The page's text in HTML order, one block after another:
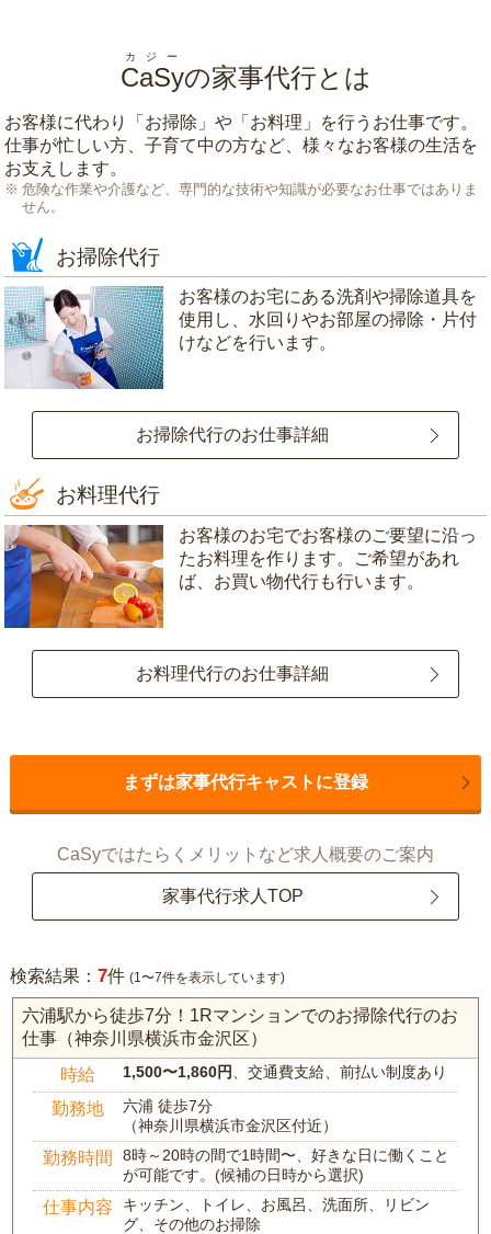
CaSy
カジー
の家事代行とは
お客様に代わり「 お掃除 」や「 お料理 」を行うお仕事です。
仕事が忙しい方、子育て中の方など、様々なお客様の生活を
お支えします。
危険な作業や介護など、専門的な技術や知識が必要なお仕事ではありま
せん。
お掃除代行
お客様のお宅にある洗剤や掃除道具を
使用し、水回りやお部屋の掃除・片付
けなどを行います。
お掃除代行のお仕事詳細
お料理代行
お客様のお宅でお客様のご要望に沿っ
たお料理を作ります。ご希望があれ
ば、お買い物代行も行います。
お料理代行のお仕事詳細
まずは家事代行キャストに登録
CaSyではたらくメリットなど求人概要のご案内
家事代行求人TOP
検索結果： 7件 (1〜7件を表示しています)
六浦駅から徒歩7分！1Rマンションでのお掃除代行のお
仕事（神奈川県横浜市金沢区）
時給 1,500〜1,860円 、交通費支給、前払い制度あり
勤務地
六浦 徒歩7分
（神奈川県横浜市金沢区付近）
勤務時間
8時～20時の間で1時間〜、好きな日に働くこと
が可能です。(候補の日時から選択)
仕事内容
キッチン、トイレ、お風呂、洗面所、リビン
グ、その他のお掃除